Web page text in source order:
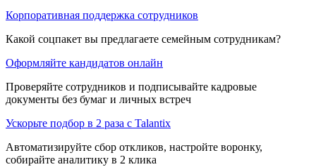
Корпоративная поддержка сотрудников
Какой соцпакет вы предлагаете семейным сотрудникам?
Оформляйте кандидатов онлайн
Проверяйте сотрудников и подписывайте кадровые
документы без бумаг и личных встреч
Ускорьте подбор в 2 раза с Talantix
Автоматизируйте сбор откликов, настройте воронку,
собирайте аналитику в 2 клика